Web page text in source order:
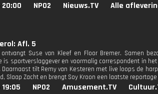
NPO2 Nieuws.TV Alle
Afl. 5
ontvangt Suse van Kleef en Floor Bremer. Samen
is sportverslaggever en voormalig correspondent in
Daarnaast tilt Remy van Kesteren met live loops de
Slaap Zacht en brengt Soy Kroon een laatste
NPO2 Amusement.TV